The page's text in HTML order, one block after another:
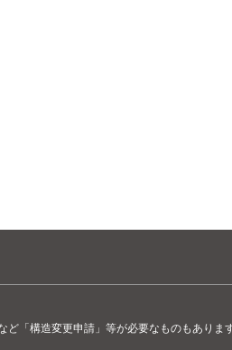
「構造変更申請」等が必要なものもありま